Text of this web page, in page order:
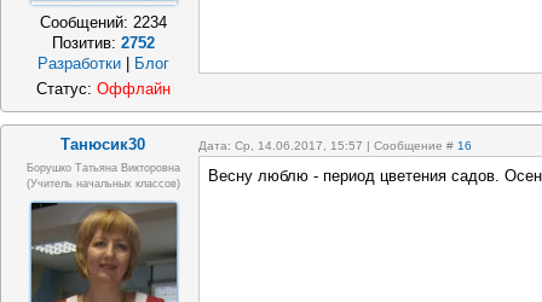
Сообщений: 2234
Позитив: 2752
Разработки
Блог
Статус: Оффлайн
Танюсик30 Дата: Ср, 14.06.2017, 15:57 | Сообщение # 16
Борушко Татьяна Викторовна
(учитель начальных классов)
Весну люблю - период цветения садов.